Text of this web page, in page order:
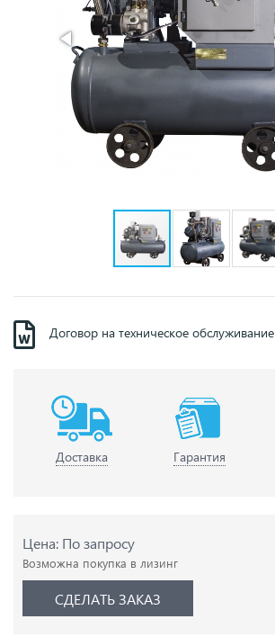
Договор на техническое обслуживание
Доставка Гарантия
Цена: По запросу
Возможна покупка в лизинг
СДЕЛАТЬ ЗАКАЗ